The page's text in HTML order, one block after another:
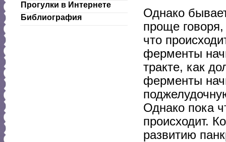
Прогулки в Интернете
Библиография
Однако
проще говоря,
что
ферменты
тракте, как
ферменты
Однако пока
происходит.
развитию